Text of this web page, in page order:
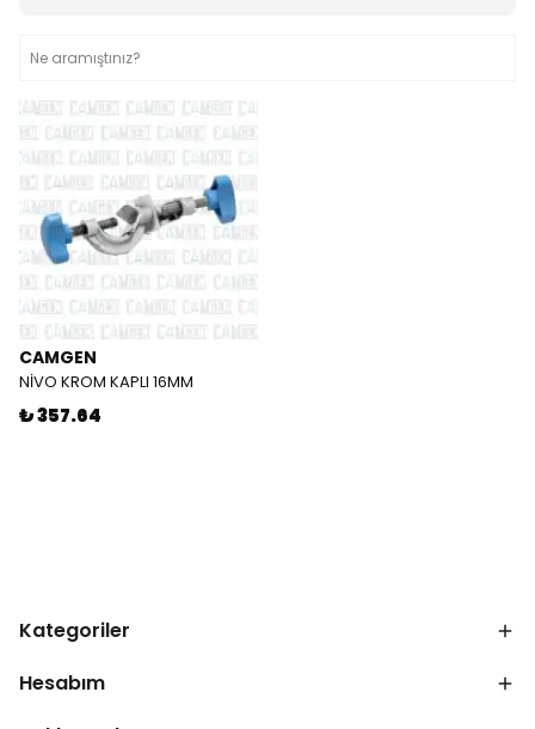
CAMGEN
NİVO KROM KAPLI 16MM
₺ 357.64
Kategoriler
Hesabım